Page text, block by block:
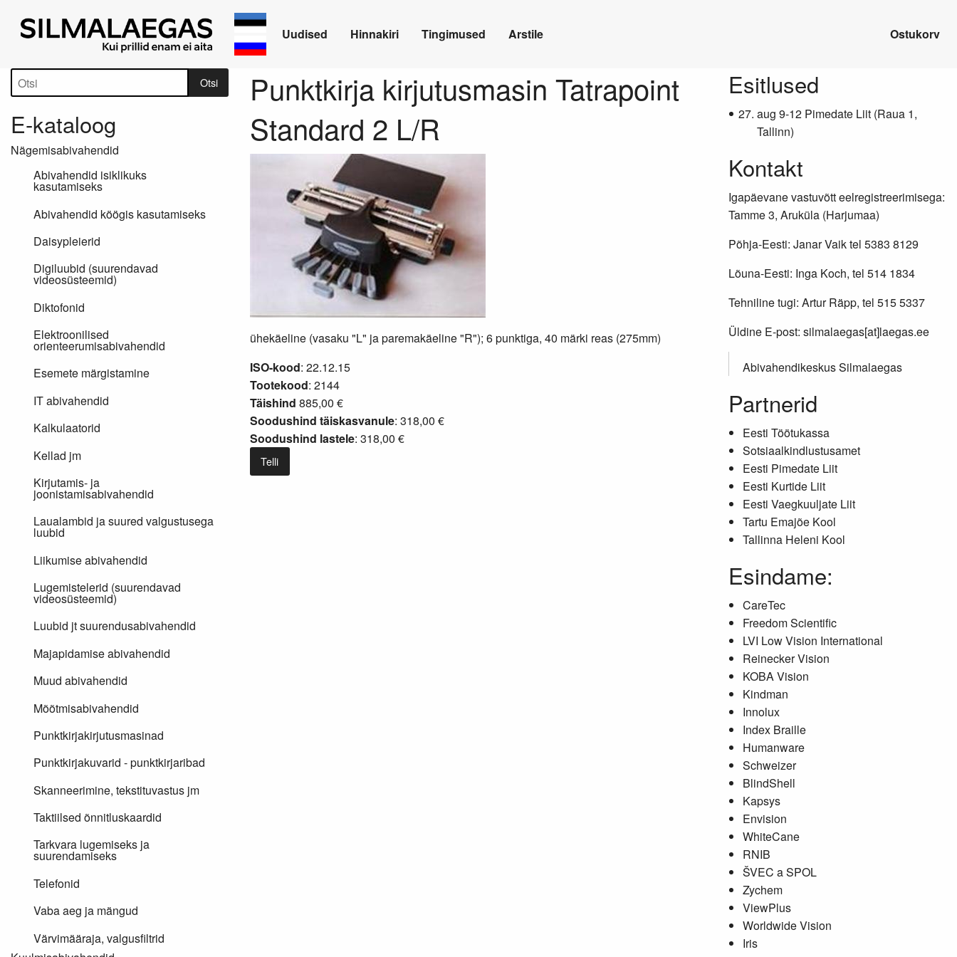
Uudised Hinnakiri Tingimused Arstile Ostukorv
Punktkirja kirjutusmasin Tatrapoint
Standard 2 L/R
ühekäeline (vasaku "L" ja paremakäeline "R"); 6 punktiga, 40 märki reas (275mm)
ISO-kood: 22.12.15
Tootekood: 2144
Täishind 885,00 €
Soodushind täiskasvanule: 318,00 €
Soodushind lastele: 318,00 €
Telli
Tootepuu Otsi
E-kataloog
Nägemisabivahendid
Abivahendid isiklikuks
kasutamiseks
Abivahendid köögis kasutamiseks
Daisypleierid
Digiluubid (suurendavad
videosüsteemid)
Diktofonid
Elektroonilised
orienteerumisabivahendid
Esemete märgistamine
IT abivahendid
Kalkulaatorid
Kellad jm
Kirjutamis- ja
joonistamisabivahendid
Laualambid ja suured valgustusega
luubid
Liikumise abivahendid
Lugemistelerid (suurendavad
videosüsteemid)
Luubid jt suurendusabivahendid
Majapidamise abivahendid
Muud abivahendid
Mõõtmisabivahendid
Punktkirjakirjutusmasinad
Punktkirjakuvarid - punktkirjaribad
Skanneerimine, tekstituvastus jm
Taktiilsed õnnitluskaardid
Tarkvara lugemiseks ja
suurendamiseks
Telefonid
Vaba aeg ja mängud
Värvimääraja, valgusfiltrid
Lisainfo
Esitlused
aug 9-12 Pimedate Liit (Raua 1,
Tallinn)
Kontakt
Igapäevane vastuvõtt eelregistreerimisega:
Tamme 3, Aruküla (Harjumaa)
Põhja-Eesti: Janar Vaik tel 5383 8129
Lõuna-Eesti: Inga Koch, tel 514 1834
Tehniline tugi: Artur Räpp, tel 515 5337
Üldine E-post: silmalaegas[at]laegas.ee
Abivahendikeskus Silmalaegas
Partnerid
Eesti Töötukassa
Sotsiaalkindlustusamet
Eesti Pimedate Liit
Eesti Kurtide Liit
Eesti Vaegkuuljate Liit
Tartu Emajõe Kool
Tallinna Heleni Kool
Esindame:
CareTec
Freedom Scientific
LVI Low Vision International
Reinecker Vision
KOBA Vision
Kindman
Innolux
Index Braille
Humanware
Schweizer
BlindShell
Kapsys
Envision
WhiteCane
RNIB
ŠVEC a SPOL
Zychem
ViewPlus
Worldwide Vision
Iris